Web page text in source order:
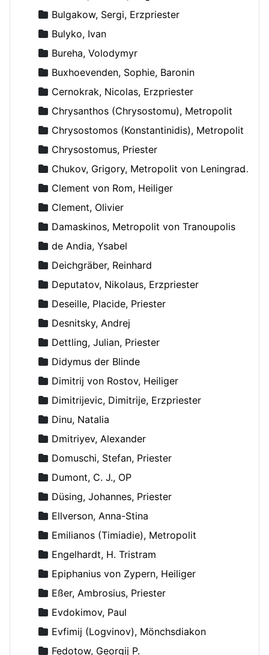
Bulgakow, Sergi, Erzpriester
Bulyko, Ivan
Bureha, Volodymyr
Buxhoevenden, Sophie, Baronin
Cernokrak, Nicolas, Erzpriester
Chrysanthos (Chrysostomu), Metropolit
Chrysostomos (Konstantinidis), Metropolit
Chrysostomus, Priester
Chukov, Grigory, Metropolit von Leningrad und Novgorod
Clement von Rom, Heiliger
Clement, Olivier
Damaskinos, Metropolit von Tranoupolis
de Andia, Ysabel
Deichgräber, Reinhard
Deputatov, Nikolaus, Erzpriester
Deseille, Placide, Priester
Desnitsky, Andrej
Dettling, Julian, Priester
Didymus der Blinde
Dimitrij von Rostov, Heiliger
Dimitrijevic, Dimitrije, Erzpriester
Dinu, Natalia
Dmitriyev, Alexander
Domuschi, Stefan, Priester
Dumont, C. J., OP
Düsing, Johannes, Priester
Ellverson, Anna-Stina
Emilianos (Timiadie), Metropolit
Engelhardt, H. Tristram
Epiphanius von Zypern, Heiliger
Eßer, Ambrosius, Priester
Evdokimov, Paul
Evfimij (Logvinov), Mönchsdiakon
Fedotow, Georgij P.